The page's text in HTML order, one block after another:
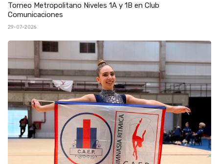
Torneo Metropolitano Niveles 1A y 1B en Club
Comunicaciones
29-07-2026